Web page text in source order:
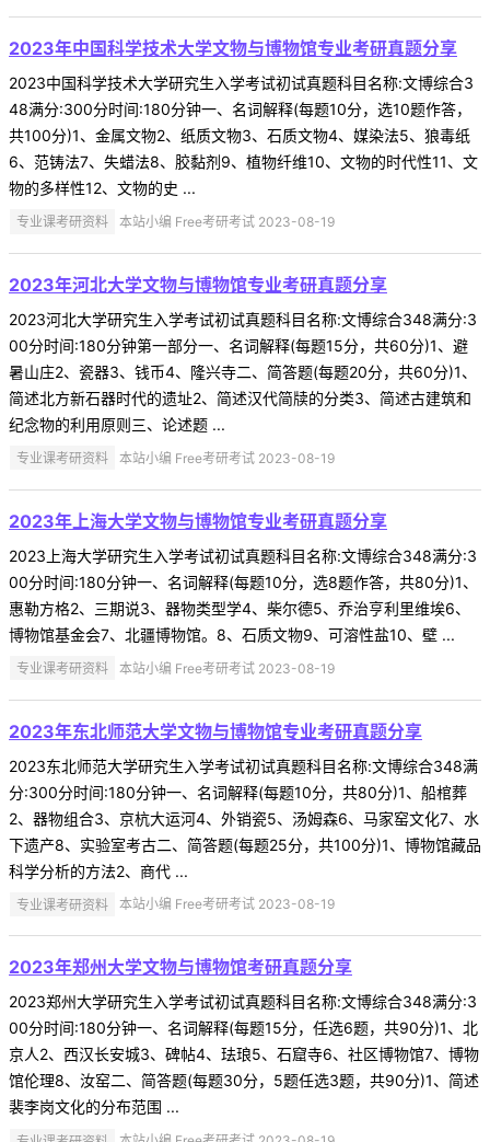
2023年中国科学技术大学文物与博物馆专业考研真题分享
2023中国科学技术大学研究生入学考试初试真题科目名称:文博综合3
48满分:300分时间:180分钟一、名词解释(每题10分，选10题作答，
共100分)1、金属文物2、纸质文物3、石质文物4、媒染法5、狼毒纸
6、范铸法7、失蜡法8、胶黏剂9、植物纤维10、文物的时代性11、文
物的多样性12、文物的史 ...
专业课考研资料 本站小编 Free考研考试 2023-08-19
2023年河北大学文物与博物馆专业考研真题分享
2023河北大学研究生入学考试初试真题科目名称:文博综合348满分:3
00分时间:180分钟第一部分一、名词解释(每题15分，共60分)1、避
暑山庄2、瓷器3、钱币4、隆兴寺二、简答题(每题20分，共60分)1、
简述北方新石器时代的遗址2、简述汉代简牍的分类3、简述古建筑和
纪念物的利用原则三、论述题 ...
专业课考研资料 本站小编 Free考研考试 2023-08-19
2023年上海大学文物与博物馆专业考研真题分享
2023上海大学研究生入学考试初试真题科目名称:文博综合348满分:3
00分时间:180分钟一、名词解释(每题10分，选8题作答，共80分)1、
惠勒方格2、三期说3、器物类型学4、柴尔德5、乔治亨利里维埃6、
博物馆基金会7、北疆博物馆。8、石质文物9、可溶性盐10、壁 ...
专业课考研资料 本站小编 Free考研考试 2023-08-19
2023年东北师范大学文物与博物馆专业考研真题分享
2023东北师范大学研究生入学考试初试真题科目名称:文博综合348满
分:300分时间:180分钟一、名词解释(每题10分，共80分)1、船棺葬
2、器物组合3、京杭大运河4、外销瓷5、汤姆森6、马家窑文化7、水
下遗产8、实验室考古二、简答题(每题25分，共100分)1、博物馆藏品
科学分析的方法2、商代 ...
专业课考研资料 本站小编 Free考研考试 2023-08-19
2023年郑州大学文物与博物馆考研真题分享
2023郑州大学研究生入学考试初试真题科目名称:文博综合348满分:3
00分时间:180分钟一、名词解释(每题15分，任选6题，共90分)1、北
京人2、西汉长安城3、碑帖4、珐琅5、石窟寺6、社区博物馆7、博物
馆伦理8、汝窑二、简答题(每题30分，5题任选3题，共90分)1、简述
裴李岗文化的分布范围 ...